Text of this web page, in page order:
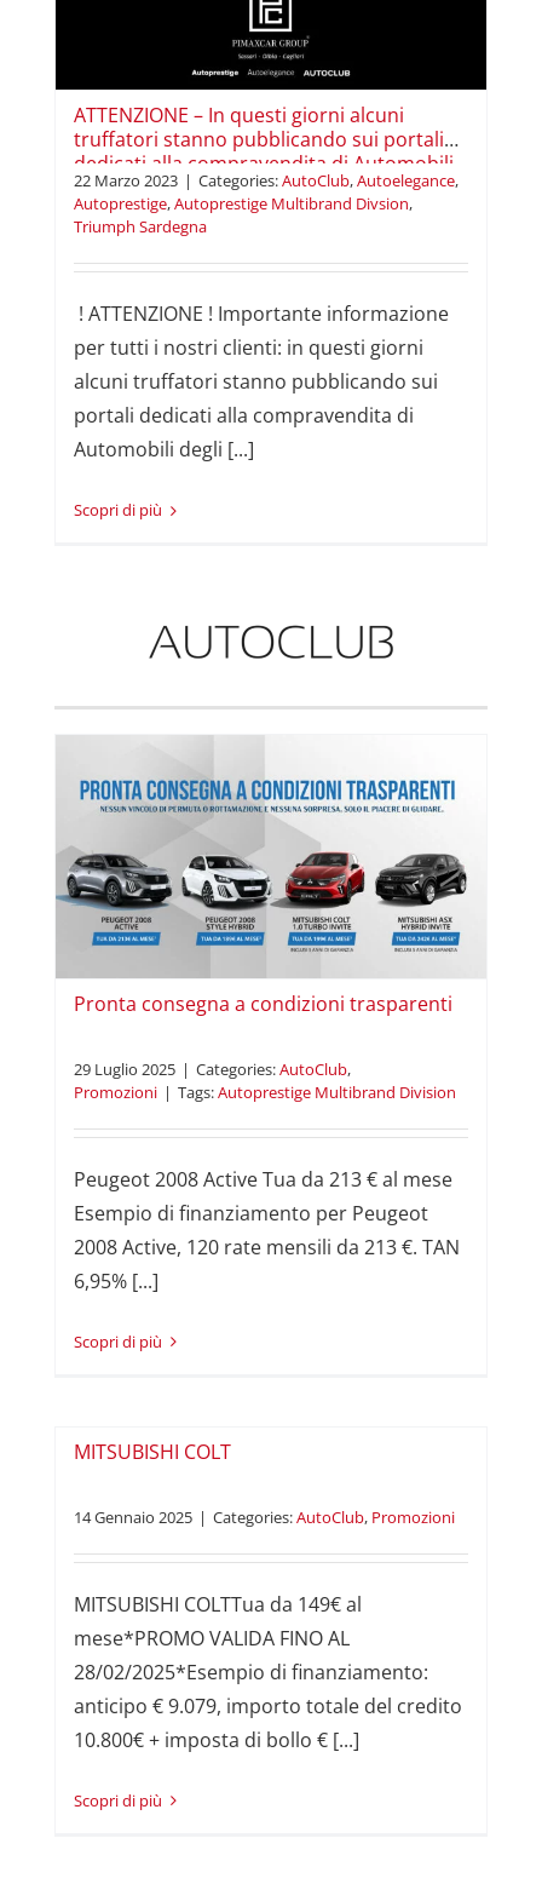
ATTENZIONE – In questi giorni alcuni
truffatori stanno pubblicando sui portali
dedicati alla compravendita di Automobili
degli annunci falsi.
22 Marzo 2023 | Categories:AutoClub,Autoelegance,
Autoprestige,Autoprestige Multibrand Divsion,
Triumph Sardegna
! ATTENZIONE ! Importante informazione
per tutti i nostri clienti: in questi giorni
alcuni truffatori stanno pubblicando sui
portali dedicati alla compravendita di
Automobili degli [...]
Read More
Pronta consegna a condizioni trasparenti
29 Luglio 2025 | Categories:AutoClub,
Promozioni | Tags:Autoprestige Multibrand Division
Peugeot 2008 Active Tua da 213 € al mese
Esempio di finanziamento per Peugeot
2008 Active, 120 rate mensili da 213 €. TAN
6,95% [...]
Read More
MITSUBISHI COLT
14 Gennaio 2025 | Categories:AutoClub, Promozioni
MITSUBISHI COLTTua da 149€ al
mese*PROMO VALIDA FINO AL
28/02/2025*Esempio di finanziamento:
anticipo € 9.079, importo totale del credito
10.800€ + imposta di bollo € [...]
Read More